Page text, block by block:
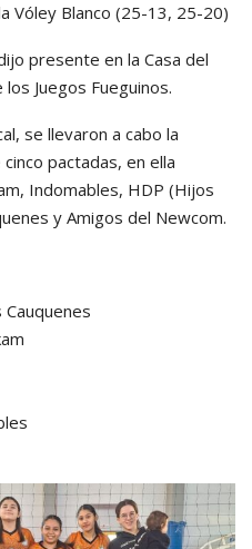
Vóley Blanco (25-13, 25-20)
presente en la Casa del
Juegos Fueguinos.
se llevaron a cabo la
pactadas, en ella
Indomables, HDP (Hijos
y Amigos del Newcom.